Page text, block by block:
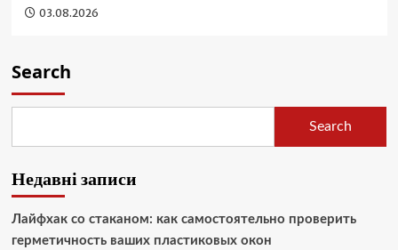
03.08.2026
Search
Search
Недавні записи
Лайфхак со стаканом: как самостоятельно проверить
герметичность ваших пластиковых окон